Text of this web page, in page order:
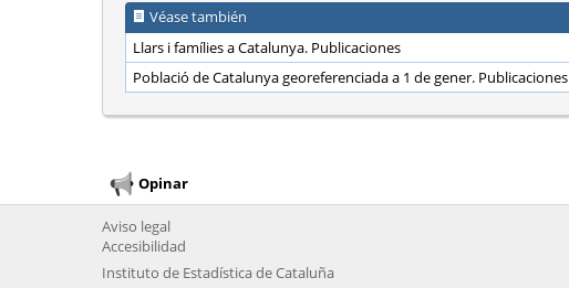
Véase también
Llars i famílies a Catalunya. Publicaciones
Població de Catalunya georeferenciada a 1 de gener. Publicaciones
Opinar
Aviso legal
Accesibilidad
Instituto de Estadística de Cataluña